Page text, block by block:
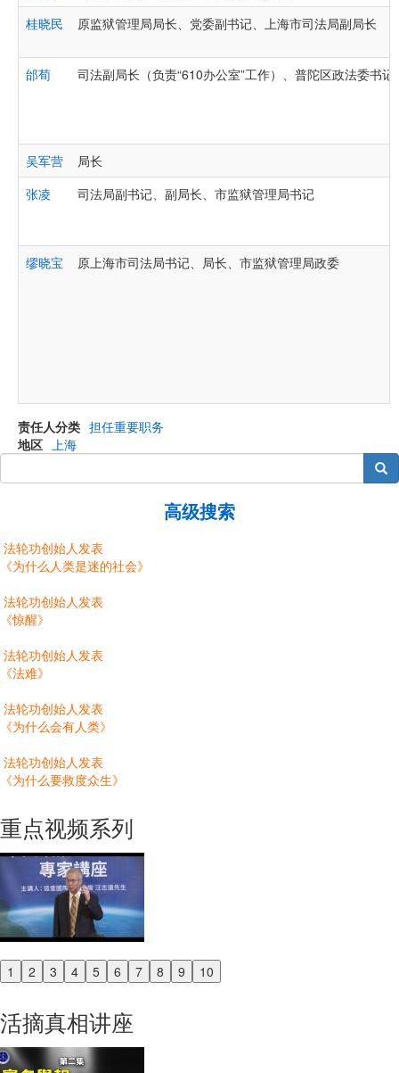
桂晓民
原监狱管理局局长、党委副书记、上海市司法局副局长
邰荀 司法副局长（负责“610办公室”工作）、普陀区政法委书
吴军营
局长
张凌
司法局副书记、副局长、市监狱管理局书记
缪晓宝 原上海市司法局书记、局长、市监狱管理局政委
责任人分类 担任重要职务
地区 上海
搜索
高级搜索
法轮功创始人发表
《为什么人类是迷的社会》
法轮功创始人发表
《惊醒》
法轮功创始人发表
《法难》
法轮功创始人发表
《为什么会有人类》
法轮功创始人发表
《为什么要救度众生》
重点视频系列
1 2 3 4 5 6 7 8 9 10
Previous
活摘真相讲座